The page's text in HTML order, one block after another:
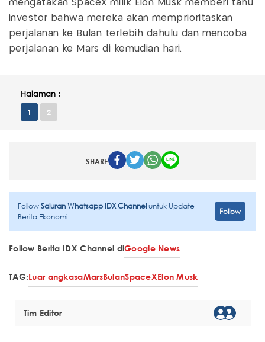
mengatakan SpaceX milik Elon Musk memberi tahu
investor bahwa mereka akan memprioritaskan
perjalanan ke Bulan terlebih dahulu dan mencoba
perjalanan ke Mars di kemudian hari.
Halaman :
1 2
SHARE
FollowSaluran Whatsapp IDX Channeluntuk Update
Berita Ekonomi
Follow
Follow Berita IDX Channel diGoogle News
TAG:Luar angkasaMarsBulanSpaceXElon Musk
Tim Editor